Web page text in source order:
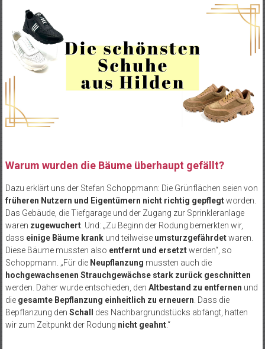
Warum wurden die Bäume überhaupt gefällt?
Dazu erklärt uns der Stefan Schoppmann: Die Grünflächen seien von
früheren Nutzern und Eigentümern nicht richtig gepflegtworden.
Das Gebäude, die Tiefgarage und der Zugang zur Sprinkleranlage
waren zugewuchert. Und: „Zu Beginn der Rodung bemerkten wir,
dass einige Bäume krankund teilweise umsturzgefährdetwaren.
Diese Bäume mussten also entfernt und ersetztwerden“, so
Schoppmann. „Für die Neupflanzung mussten auch die
hochgewachsenen Strauchgewächse stark zurück geschnitten
werden. Daher wurde entschieden, den Altbestand zu entfernen und
die gesamte Bepflanzung einheitlich zu erneuern . Dass die
Bepflanzung den Schall
des Nachbargrundstücks abfängt, hatten
wir zum Zeitpunkt der Rodung nicht geahnt.“